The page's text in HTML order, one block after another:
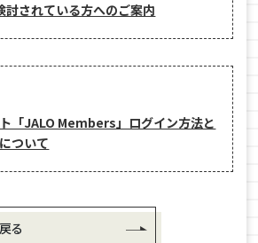
討されている方へのご案内
「JALO Members」ログイン方法と
ついて
る